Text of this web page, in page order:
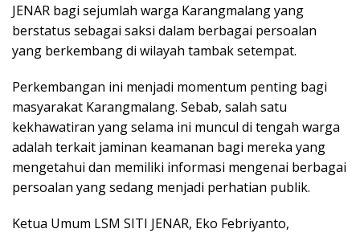
JENAR bagi sejumlah warga Karangmalang yang
berstatus sebagai saksi dalam berbagai persoalan
yang berkembang di wilayah tambak setempat.
Perkembangan ini menjadi momentum penting bagi
masyarakat Karangmalang. Sebab, salah satu
kekhawatiran yang selama ini muncul di tengah warga
adalah terkait jaminan keamanan bagi mereka yang
mengetahui dan memiliki informasi mengenai berbagai
persoalan yang sedang menjadi perhatian publik.
Ketua Umum LSM SITI JENAR, Eko Febriyanto,